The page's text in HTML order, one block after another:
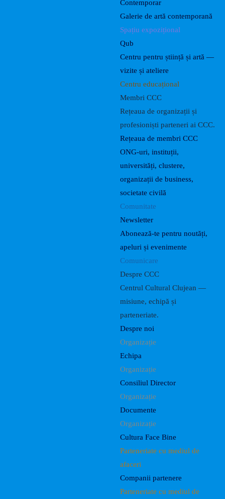
Contemporar
Galerie de artă contemporană
Spațiu expozițional
Qub
Centru pentru știință și artă —
vizite și ateliere
Centru educațional
Membri CCC
Rețeaua de organizații și
profesioniști parteneri ai CCC.
Rețeaua de membri CCC
ONG-uri, instituții,
universități, clustere,
organizații de business,
societate civilă
Comunitate
Newsletter
Abonează-te pentru noutăți,
apeluri și evenimente
Comunicare
Despre CCC
Centrul Cultural Clujean —
misiune, echipă și
parteneriate.
Despre noi
Organizație
Echipa
Organizație
Consiliul Director
Organizație
Documente
Organizație
Cultura Face Bine
Parteneriate cu mediul de
afaceri
Companii partenere
Parteneriate cu mediul de